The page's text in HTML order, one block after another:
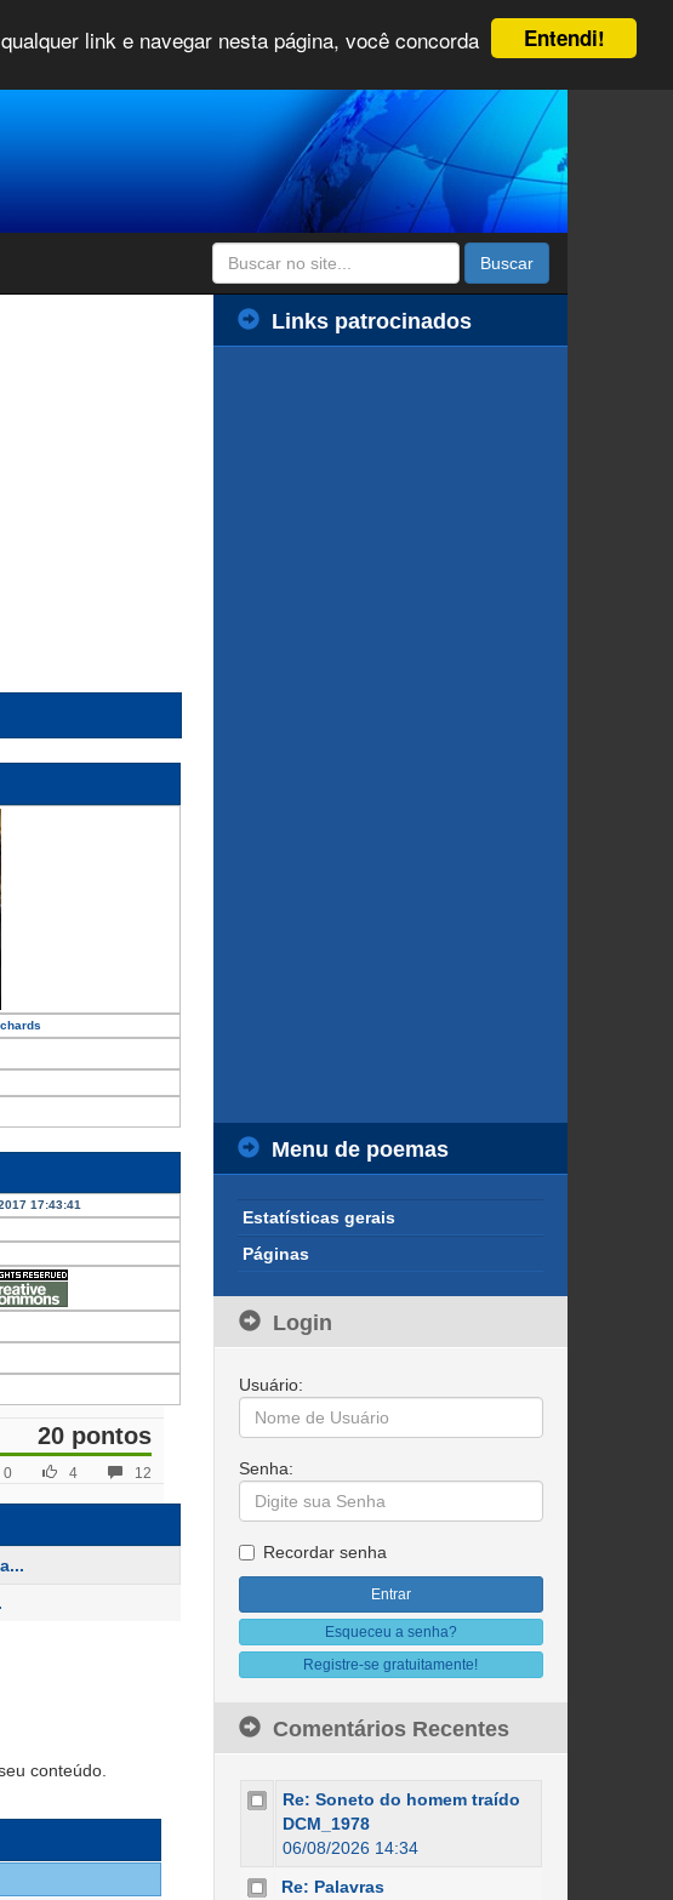
Entendi!
link e navegar nesta página, você concorda
Buscar
17:43:41
20 pontos
12
4
0
conteúdo.
Links patrocinados
Menu de poemas
Estatísticas gerais
Páginas
Login
Usuário:
Senha:
Recordar senha
Esqueceu a senha?
Registre-se gratuitamente!
Comentários Recentes
Re: Soneto do homem traído
DCM_1978
06/08/2026 14:34
Re: Palavras